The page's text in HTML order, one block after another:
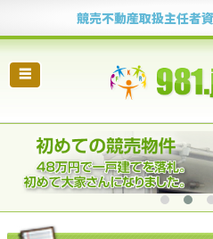
競売不動産取扱主任者
☰